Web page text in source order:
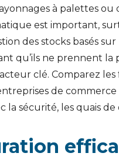
à palettes ou
est important,
des stocks basés
qu’ils ne prennent la
clé. Comparez
de
la sécurité, les quais